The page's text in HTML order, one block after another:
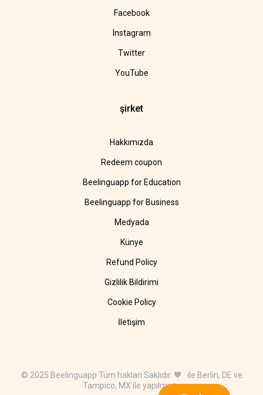
Facebook
Instagram
Twitter
YouTube
şirket
Hakkımızda
Redeem coupon
Beelinguapp for Education
Beelinguapp for Business
Medyada
Künye
Refund Policy
Gizlilik Bildirimi
Cookie Policy
İletişim
© 2025 Beelinguapp Tüm hakları Saklıdır. 🧡 ile Berlin, DE ve
Tampico, MX ile yapılmıştır